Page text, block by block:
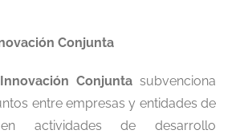
Conjunta
Conjunta subvenciona
entre empresas y entidades de
en actividades de desarrollo